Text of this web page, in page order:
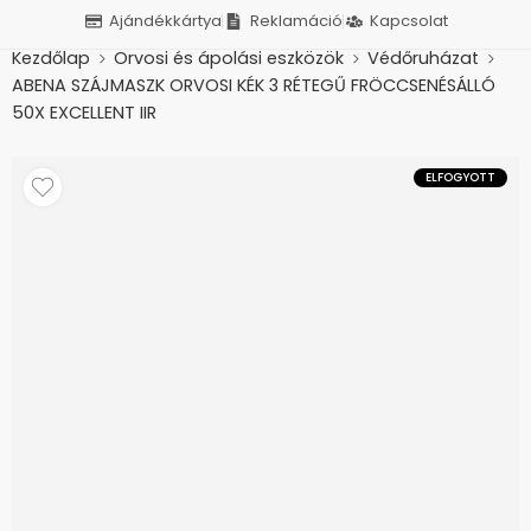
Ajándékkártya Reklamáció Kapcsolat
Kezdőlap Orvosi és ápolási eszközök
Védőruházat
ABENA SZÁJMASZK ORVOSI KÉK 3 RÉTEGŰ FRÖCCSENÉSÁLLÓ
50X EXCELLENT IIR
ELFOGYOTT